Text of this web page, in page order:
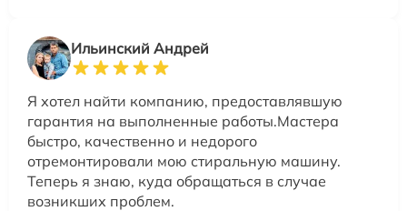
Ильинский Андрей
Я хотел найти компанию, предоставлявшую
гарантия на выполненные работы.Мастера
быстро, качественно и недорого
отремонтировали мою стиральную машину.
Теперь я знаю, куда обращаться в случае
возникших проблем.